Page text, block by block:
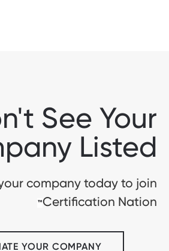
See Your
Listed?
company today to join
Certification Nation
™
YOUR COMPANY